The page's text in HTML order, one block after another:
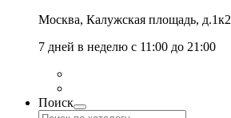
Москва, Калужская площадь, д.1к2
7 дней в неделю с 11:00 до 21:00
Поиск